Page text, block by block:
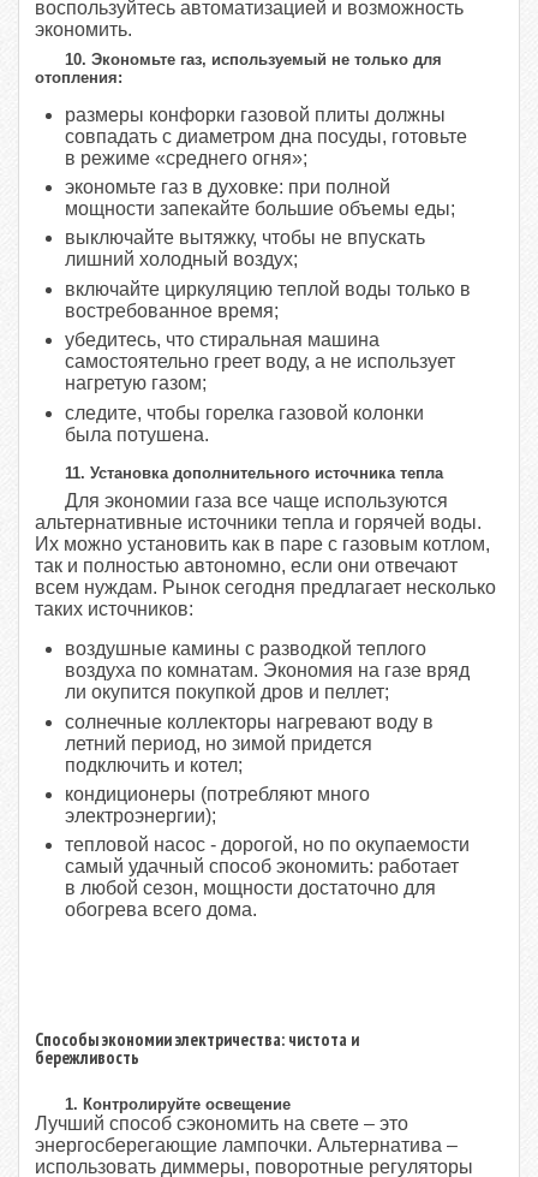
воспользуйтесь автоматизацией и возможность
экономить.
10. Экономьте газ, используемый не только для
отопления:
размеры конфорки газовой плиты должны
совпадать с диаметром дна посуды, готовьте
в режиме «среднего огня»;
экономьте газ в духовке: при полной
мощности запекайте большие объемы еды;
выключайте вытяжку, чтобы не впускать
лишний холодный воздух;
включайте циркуляцию теплой воды только в
востребованное время;
убедитесь, что стиральная машина
самостоятельно греет воду, а не использует
нагретую газом;
следите, чтобы горелка газовой колонки
была потушена.
11. Установка дополнительного источника тепла
Для экономии газа все чаще используются
альтернативные источники тепла и горячей воды.
Их можно установить как в паре с газовым котлом,
так и полностью автономно, если они отвечают
всем нуждам. Рынок сегодня предлагает несколько
таких источников:
воздушные камины с разводкой теплого
воздуха по комнатам. Экономия на газе вряд
ли окупится покупкой дров и пеллет;
солнечные коллекторы нагревают воду в
летний период, но зимой придется
подключить и котел;
кондиционеры (потребляют много
электроэнергии);
тепловой насос - дорогой, но по окупаемости
самый удачный способ экономить: работает
в любой сезон, мощности достаточно для
обогрева всего дома.
Способы экономии электричества: чистота и
бережливость
1. Контролируйте освещение
Лучший способ сэкономить на свете – это
энергосберегающие лампочки. Альтернатива –
использовать диммеры, поворотные регуляторы